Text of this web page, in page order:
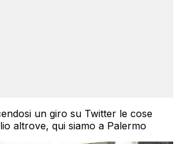
un giro su Twitter le cose
altrove, qui siamo a Palermo